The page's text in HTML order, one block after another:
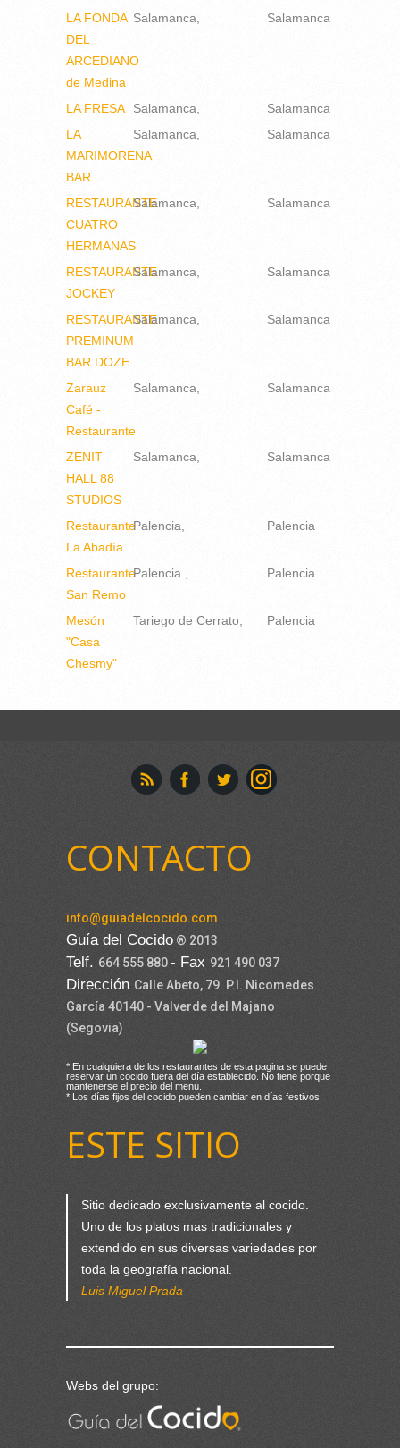
LA FONDA
DEL
ARCEDIANO
de Medina
Salamanca Salamanca
LA FRESA Salamanca
Salamanca
LA
MARIMORENA
BAR
Salamanca Salamanca
RESTAURANTE
CUATRO
HERMANAS
Salamanca Salamanca
RESTAURANTE
JOCKEY
Salamanca Salamanca
RESTAURANTE
PREMINUM
BAR DOZE
Salamanca Salamanca
Zarauz
Café -
Restaurante
Salamanca Salamanca
ZENIT
HALL 88
STUDIOS
Salamanca Salamanca
Restaurante
La Abadía
Palencia Palencia
Restaurante
San Remo
Palencia Palencia
Mesón
"Casa
Chesmy"
Tariego de Cerrato Palencia
CONTACTO
info@guiadelcocido.com
Guía del Cocido ® 2013
Telf. 664 555 880- Fax 921 490 037
Dirección Calle Abeto, 79. P.I. Nicomedes
García 40140 - Valverde del Majano
(Segovia)
* En cualquiera de los restaurantes de esta pagina se puede
reservar un cocido fuera del día establecido. No tiene porque
mantenerse el precio del menú.
* Los días fijos del cocido pueden cambiar en días festivos
ESTE SITIO
Sitio dedicado exclusivamente al cocido.
Uno de los platos mas tradicionales y
extendido en sus diversas variedades por
toda la geografía nacional.
Luis Miguel Prada
Webs del grupo: